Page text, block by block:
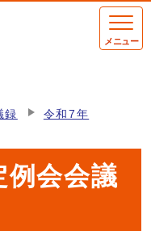
メニュー
録 令和7年
例会会議